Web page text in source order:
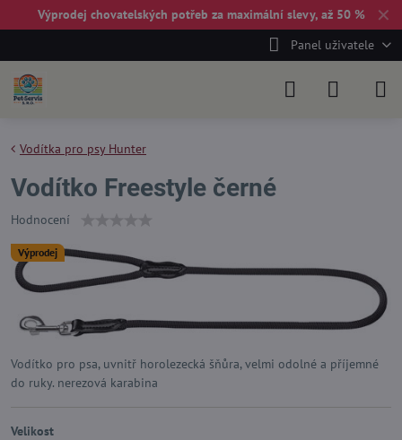
✕
Výprodej chovatelských potřeb za maximální slevy, až 50 %
Panel uživatele
Výprodej
Vodítka pro psy Hunter
Vodítko Freestyle černé
Hodnocení
Vodítko pro psa, uvnitř horolezecká šňůra, velmi odolné a příjemné
do ruky. nerezová karabina
Velikost